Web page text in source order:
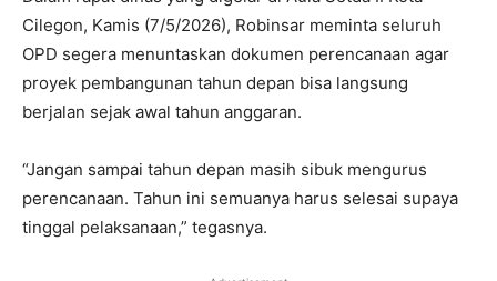
Cilegon, Kamis (7/5/2026), Robinsar meminta seluruh
OPD segera menuntaskan dokumen perencanaan agar
proyek pembangunan tahun depan bisa langsung
berjalan sejak awal tahun anggaran.
“Jangan sampai tahun depan masih sibuk mengurus
perencanaan. Tahun ini semuanya harus selesai supaya
tinggal pelaksanaan,” tegasnya.